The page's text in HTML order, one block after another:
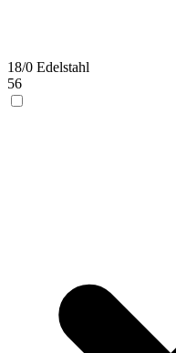
18/0 Edelstahl
56